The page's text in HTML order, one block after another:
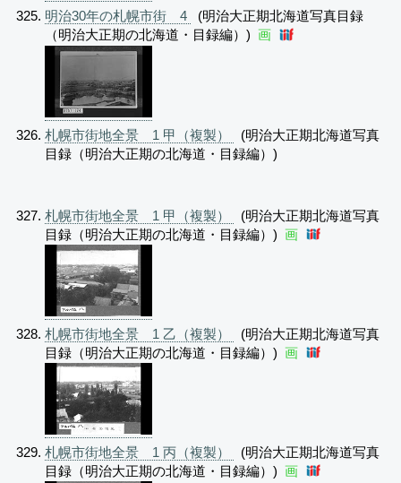
明治30年の札幌市街 4
(明治大正期北海道写真目録
（明治大正期の北海道・目録編）) 画
札幌市街地全景 1 甲（複製）
(明治大正期北海道写真
目録（明治大正期の北海道・目録編）)
札幌市街地全景 1 甲（複製）
(明治大正期北海道写真
目録（明治大正期の北海道・目録編）) 画
札幌市街地全景 1 乙（複製）
(明治大正期北海道写真
目録（明治大正期の北海道・目録編）) 画
札幌市街地全景 1 丙（複製）
(明治大正期北海道写真
目録（明治大正期の北海道・目録編）) 画